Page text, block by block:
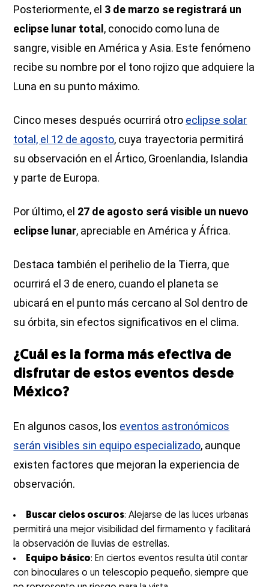
Posteriormente, el 3 de marzo se registrará un
eclipse lunar total, conocido como luna de
sangre, visible en América y Asia. Este fenómeno
recibe su nombre por el tono rojizo que adquiere la
Luna en su punto máximo.
Cinco meses después ocurrirá otro eclipse solar
total, el 12 de agosto, cuya trayectoria permitirá
su observación en el Ártico, Groenlandia, Islandia
y parte de Europa.
Por último, el 27 de agosto será visible un nuevo
eclipse lunar, apreciable en América y África.
Destaca también el perihelio de la Tierra, que
ocurrirá el 3 de enero, cuando el planeta se
ubicará en el punto más cercano al Sol dentro de
su órbita, sin efectos significativos en el clima.
¿Cuál es la forma más efectiva de
disfrutar de estos eventos desde
México?
En algunos casos, los eventos astronómicos
serán visibles sin equipo especializado, aunque
existen factores que mejoran la experiencia de
observación.
Buscar cielos oscuros: Alejarse de las luces urbanas
permitirá una mejor visibilidad del firmamento y facilitará
la observación de lluvias de estrellas.
Equipo básico: En ciertos eventos resulta útil contar
con binoculares o un telescopio pequeño, siempre que